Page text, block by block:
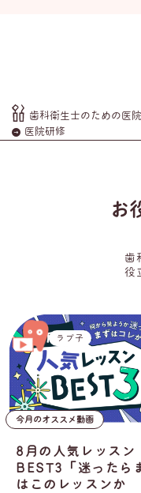
歯科衛生士のための医
医院研修
お
歯
役
ラプ子
スタッフイチオシ動画
8月のスタッフイ
動画「現役歯科衛
が選びました！」